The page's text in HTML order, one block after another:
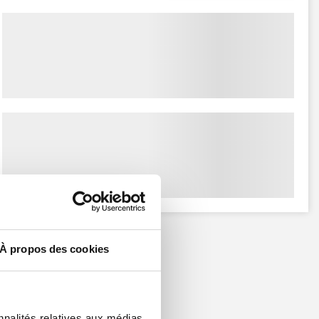
À propos des cookies